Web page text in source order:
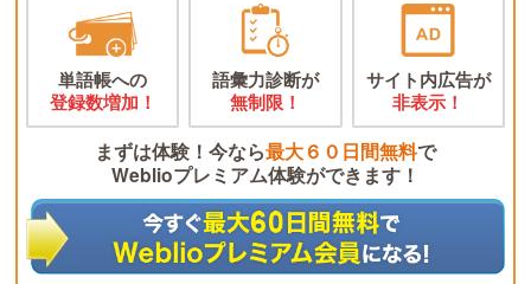
単語帳への
登録数増加！
語彙力診断が
無制限！
サイト内広告が
非表示！
まずは体験！今なら最大６０日間無料で
Weblioプレミアム体験ができます！